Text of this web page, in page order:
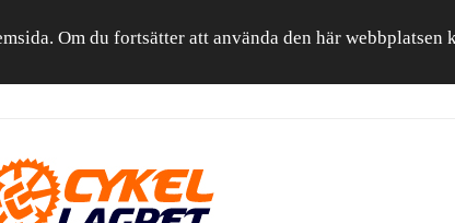
Om du fortsätter att använda den här webbplatsen